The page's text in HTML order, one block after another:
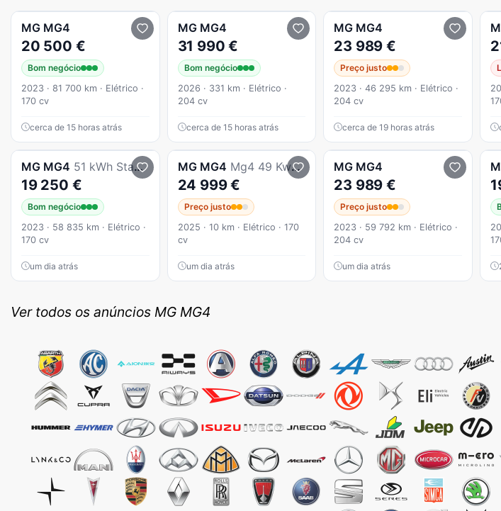
MG MG4
20 500 €
Bom negócio
2023 · 81 700 km · Elétrico ·
170 cv
cerca de 15 horas atrás
MG MG4
31 990 €
Bom negócio
2026 · 331 km · Elétrico ·
204 cv
cerca de 15 horas atrás
MG MG4
23 989 €
Preço justo
2023 · 46 295 km · Elétrico ·
204 cv
cerca de 19 horas atrás
MG MG4 51 kWh Standard
19 250 €
Bom negócio
2023 · 58 835 km · Elétrico ·
170 cv
um dia atrás
MG MG4 Mg4 49 Kwh Standard
24 999 €
Preço justo
2025 · 10 km · Elétrico · 170
cv
um dia atrás
MG MG4
23 989 €
Preço justo
2023 · 59 792 km · Elétrico ·
204 cv
um dia atrás
Ver todos os anúncios MG MG4